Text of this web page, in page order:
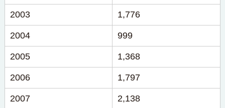
2003 1,776
2004 999
2005 1,368
2006 1,797
2007 2,138